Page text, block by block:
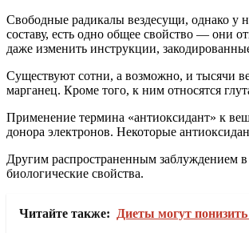
Свободные радикалы вездесущи, однако у
составу, есть одно общее свойство — они
даже изменить инструкции,
Существуют сотни, а возможно, и тысячи
марганец. Кроме того, к ним относятся
Применение термина «антиоксидант» к
донора электронов. Некоторые
Другим распространенным заблуждением
биологические свойства.
Читайте также: Диеты могут